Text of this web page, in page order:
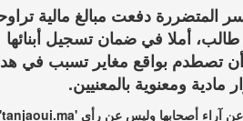
المتضررة دفعت مبالغ مالية
كل طالب، أملا في ضمان تسجيل أبنائها
أن تصطدم بواقع مغاير تسبب في
ومعنوية بالمعنيين.